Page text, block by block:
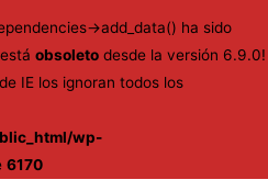
>add_data() ha sido
obsoleto desde la versión 6.9.0!
IE los ignoran todos los
wp-
6170